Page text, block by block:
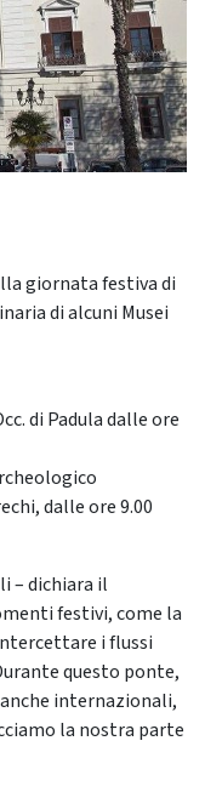
giornata festiva di
di alcuni Musei
di Padula dalle ore
dalle ore 9.00
– dichiara il
festivi, come la
i flussi
questo ponte,
internazionali,
la nostra parte